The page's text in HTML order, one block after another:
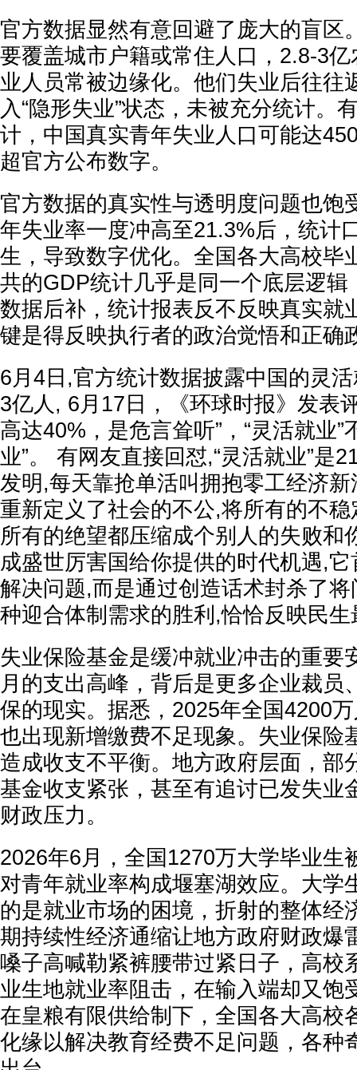
官方数据显然有意回避了庞大的盲区
要覆盖城市户籍或常住人口，2.8-3
业人员常被边缘化。他们失业后往往
入“隐形失业”状态，未被充分统计。
计，中国真实青年失业人口可能达
超官方公布数字。
官方数据的真实性与透明度问题也饱
年失业率一度冲高至21.3%后，统计
生，导致数字优化。全国各大高校毕
共的GDP统计几乎是同一个底层逻辑
数据后补，统计报表反不反映真实就
键是得反映执行者的政治觉悟和正确
6月4日,官方统计数据披露中国的灵
3亿人, 6月17日，《环球时报》发表
高达40%，是危言耸听”，“灵活就业”
业”。 有网友直接回怼,“灵活就业”是
发明,每天靠抢单活叫拥抱零工经济
重新定义了社会的不公,将所有的不
所有的绝望都压缩成个别人的失败和
成盛世厉害国给你提供的时代机遇,
解决问题,而是通过创造话术封杀了
种迎合体制需求的胜利,恰恰反映民
失业保险基金是缓冲就业冲击的重要
月的支出高峰，背后是更多企业裁员
保的现实。据悉，2025年全国4200
也出现新增缴费不足现象。失业保险
造成收支不平衡。地方政府层面，部
基金收支紧张，甚至有追讨已发失业
财政压力。
2026年6月，全国1270万大学毕业生
对青年就业率构成堰塞湖效应。大学
的是就业市场的困境，折射的整体经
期持续性经济通缩让地方政府财政爆
嗓子高喊勒紧裤腰带过紧日子，高校
业生地就业率阻击，在输入端却又饱
在皇粮有限供给制下，全国各大高校
化缘以解决教育经费不足问题，各种